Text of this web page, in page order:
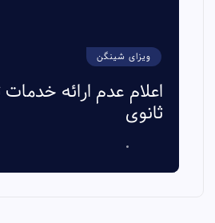
ویزای شینگن
اعلام عدم ارائه خدمات
ثانوی